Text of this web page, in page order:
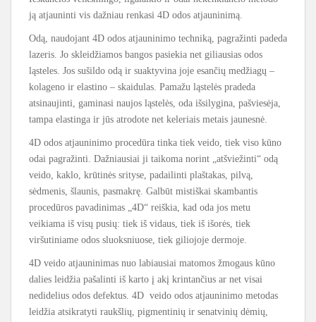
ją atjauninti vis dažniau renkasi 4D odos atjauninimą.
Odą, naudojant 4D odos atjauninimo techniką, pagražinti padeda
lazeris. Jo skleidžiamos bangos pasiekia net giliausias odos
ląsteles. Jos sušildo odą ir suaktyvina joje esančių medžiagų –
kolageno ir elastino – skaidulas. Pamažu ląstelės pradeda
atsinaujinti, gaminasi naujos ląstelės, oda išsilygina, pašviesėja,
tampa elastinga ir jūs atrodote net keleriais metais jaunesnė.
4D odos atjauninimo procedūra tinka tiek veido, tiek viso kūno
odai pagražinti. Dažniausiai ji taikoma norint „atšviežinti“ odą
veido, kaklo, krūtinės srityse, padailinti plaštakas, pilvą,
sėdmenis, šlaunis, pasmakrę. Galbūt mistiškai skambantis
procedūros pavadinimas „4D“ reiškia, kad oda jos metu
veikiama iš visų pusių: tiek iš vidaus, tiek iš išorės, tiek
viršutiniame odos sluoksniuose, tiek giliojoje dermoje.
4D veido atjauninimas nuo labiausiai matomos žmogaus kūno
dalies leidžia pašalinti iš karto į akį krintančius ar net visai
nedidelius odos defektus. 4D veido odos atjauninimo metodas
leidžia atsikratyti raukšlių, pigmentinių ir senatvinių dėmių,